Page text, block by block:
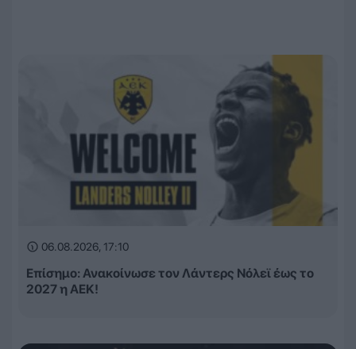
06.08.2026, 17:10
Επίσημο: Ανακοίνωσε τον Λάντερς Νόλεϊ έως το
2027 η ΑΕΚ!